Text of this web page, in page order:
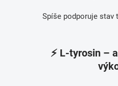
Spíše podporuje stav
⚡ L-tyrosin –